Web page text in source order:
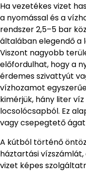
Ha vezetékes vizet
a nyomással és a
rendszer 2,5–5 bar
általában elegendő a
Viszont nagyobb
előfordulhat, hogy a
érdemes szivattyút
vízhozamot
kimérjük, hány liter
locsolócsapból. Ez
vagy csepegtető
A kútból történő
háztartási
vizet képes